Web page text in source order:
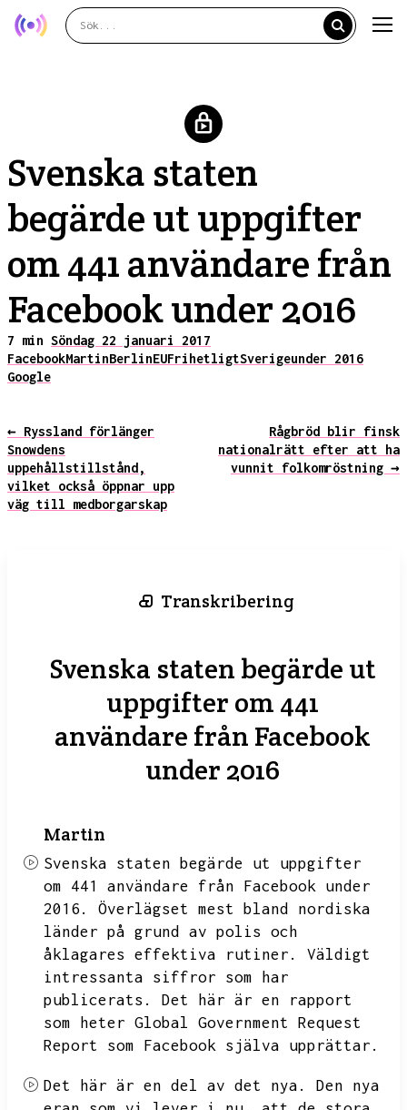
Svenska staten
begärde ut uppgifter
om 441 användare från
Facebook under 2016
7 min Söndag 22 januari 2017
FacebookMartinBerlinEUFrihetligtSverigeunder 2016
Google
← Ryssland förlänger
Snowdens
uppehållstillstånd,
vilket också öppnar upp
väg till medborgarskap
Rågbröd blir finsk
nationalrätt efter att ha
vunnit folkomröstning →
Transkribering
Svenska staten begärde ut
uppgifter om 441
användare från Facebook
under 2016
Martin
Svenska staten begärde ut uppgifter
om 441 användare från Facebook under
2016.
Överlägset mest bland nordiska
länder på grund av polis och
åklagares effektiva rutiner.
Väldigt
intressanta siffror som har
publicerats.
Det här är en rapport
som heter Global Government Request
Report som Facebook själva upprättar.
Det här är en del av det nya.
Den nya